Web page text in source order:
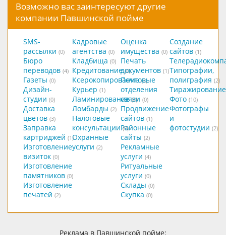
Возможно вас заинтересуют другие
компании Павшинской пойме
SMS-
рассылки (0)
Бюро
переводов (4)
Газеты (0)
Дизайн-
студии (0)
Доставка
цветов (3)
Заправка
картриджей (1)
Изготовление
визиток (0)
Изготовление
памятников (0)
Изготовление
печатей (2)
Кадровые
агентства (0)
Кладбища (0)
Кредитование (0)
Ксерокопирование (2)
Курьер (1)
Ламинирование (0)
Ломбарды (2)
Налоговые
консультации (0)
Охранные
услуги (2)
Оценка
имущества (0)
Печать
документов (1)
Почтовые
отделения
связи (0)
Продвижение
сайтов (1)
Районные
сайты (2)
Рекламные
услуги (4)
Ритуальные
услуги (0)
Склады (0)
Скупка (0)
Создание
сайтов (1)
Типографии,
полиграфия (2)
Тиражирование
Фото (10)
Фотографы
и
фотостудии (2)
Реклама в Павшинской пойме: